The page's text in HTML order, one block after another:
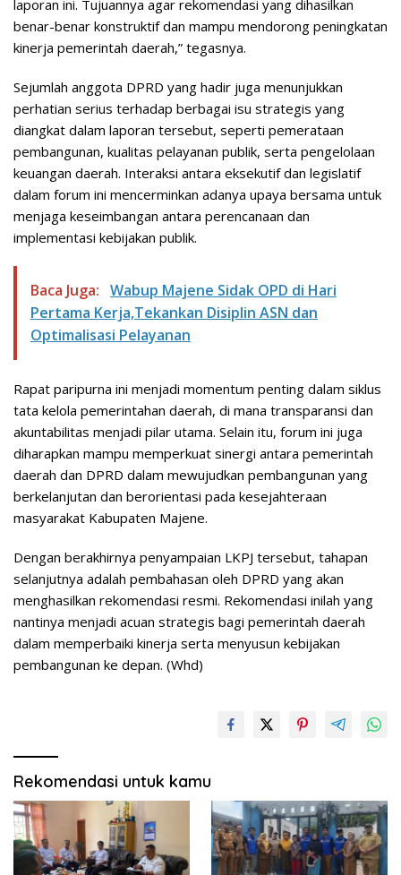
laporan ini. Tujuannya agar rekomendasi yang dihasilkan
benar-benar konstruktif dan mampu mendorong peningkatan
kinerja pemerintah daerah,” tegasnya.
Sejumlah anggota DPRD yang hadir juga menunjukkan
perhatian serius terhadap berbagai isu strategis yang
diangkat dalam laporan tersebut, seperti pemerataan
pembangunan, kualitas pelayanan publik, serta pengelolaan
keuangan daerah. Interaksi antara eksekutif dan legislatif
dalam forum ini mencerminkan adanya upaya bersama untuk
menjaga keseimbangan antara perencanaan dan
implementasi kebijakan publik.
Baca Juga: Wabup Majene Sidak OPD di Hari
Pertama Kerja,Tekankan Disiplin ASN dan
Optimalisasi Pelayanan
Rapat paripurna ini menjadi momentum penting dalam siklus
tata kelola pemerintahan daerah, di mana transparansi dan
akuntabilitas menjadi pilar utama. Selain itu, forum ini juga
diharapkan mampu memperkuat sinergi antara pemerintah
daerah dan DPRD dalam mewujudkan pembangunan yang
berkelanjutan dan berorientasi pada kesejahteraan
masyarakat Kabupaten Majene.
Dengan berakhirnya penyampaian LKPJ tersebut, tahapan
selanjutnya adalah pembahasan oleh DPRD yang akan
menghasilkan rekomendasi resmi. Rekomendasi inilah yang
nantinya menjadi acuan strategis bagi pemerintah daerah
dalam memperbaiki kinerja serta menyusun kebijakan
pembangunan ke depan. (Whd)
Rekomendasi untuk kamu